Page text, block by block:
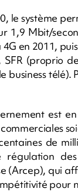
le système
1,9 Mbit/
en 2011,
(proprio
business télé).
est
de
régulation
(Arcep), qui
pour